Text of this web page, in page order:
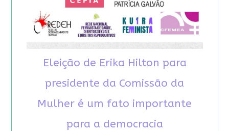
Eleição de Erika Hilton para
presidente da Comissão da
Mulher é um fato importante
para a democracia